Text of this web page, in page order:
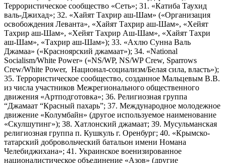
Террористическое сообщество «Сеть»; 31. «Катиба Таухид
валь-Джихад»; 32. «Хайят Тахрир аш-Шам» («Организация
освобождения Леванта», «Хайят Тахрир аш-Шам», «Хейят
Тахрир аш-Шам», «Хейят Тахрир Аш-Шам», «Хайят Тахри
аш-Шам», «Тахрир аш-Шам»); 33. «Ахлю Сунна Валь
Джамаа» («Красноярский джамаат»); 34. «National
Socialism/White Power» («NS/WP, NS/WP Crew, Sparrows
Crew/White Power, Национал-социализм/Белая сила, власть»);
35. Террористическое сообщество, созданное Мальцевым В.В.
из числа участников Межрегионального общественного
движения «Артподготовка»; 36. Религиозная группа
“Джамаат “Красный пахарь”; 37. Международное молодежное
движение «Колумбайн» (другое используемое наименование
«Скулшутинг»); 38. Хатлонский джамаат; 39. Мусульманская
религиозная группа п. Кушкуль г. Оренбург; 40. «Крымско-
татарский добровольческий батальон имени Номана
Челебиджихана»; 41. Украинское военизированное
националистическое объединение «Азов» (другие